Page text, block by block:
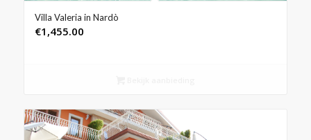
Villa Valeria in Nardò
€1,455.00